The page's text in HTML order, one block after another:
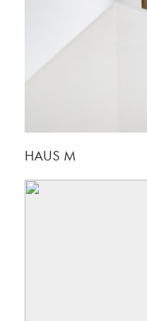
HAUS M